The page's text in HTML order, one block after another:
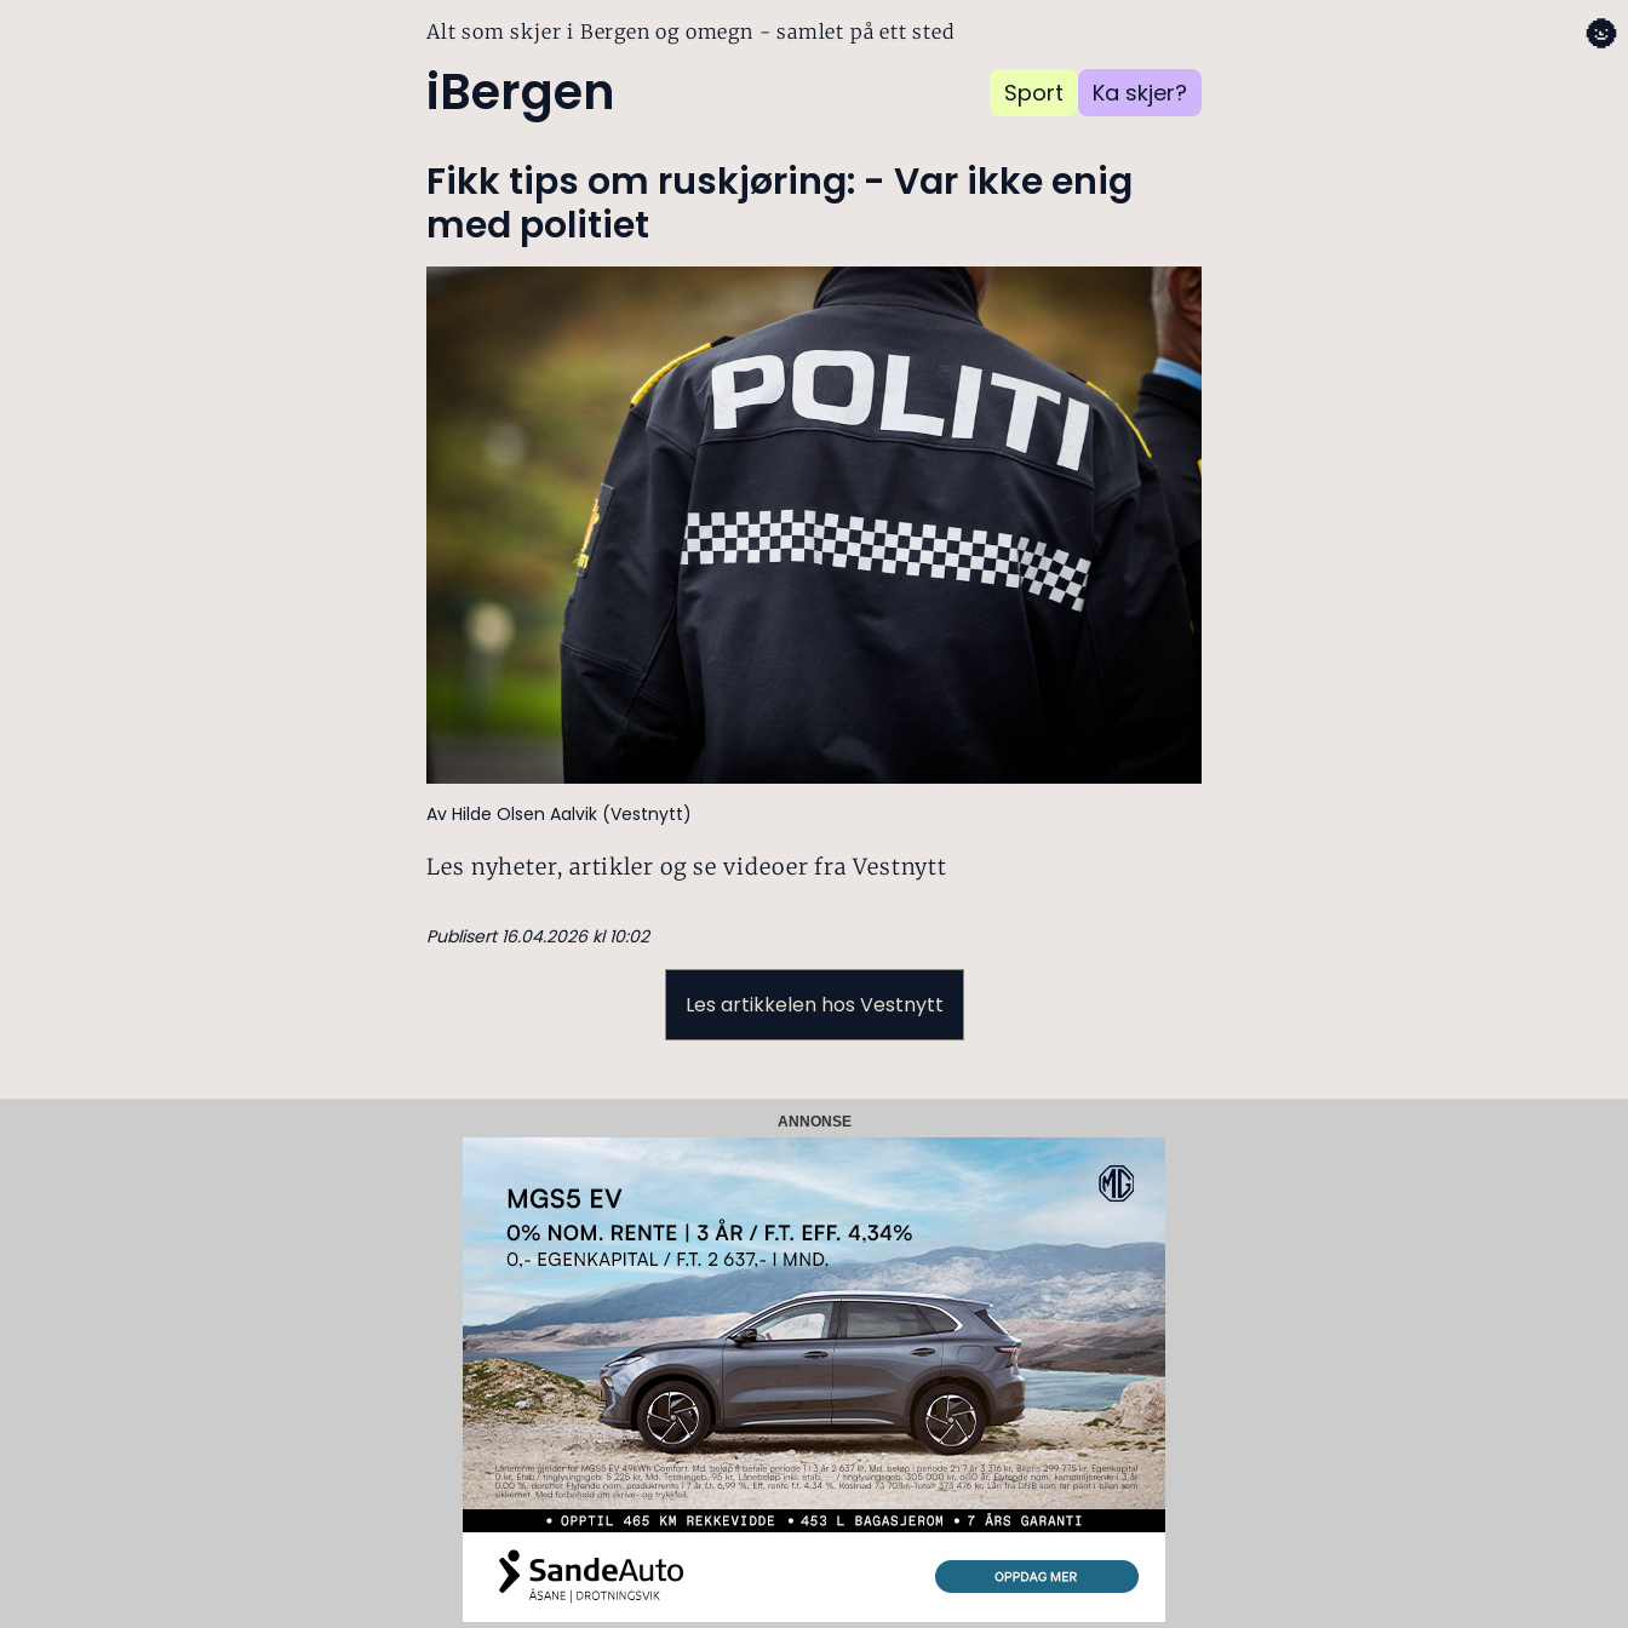
Alt som skjer i Bergen og omegn - samlet på ett sted
iBergen Sport Ka skjer?
🌚
Fikk tips om ruskjøring: - Var ikke enig
med politiet
Av Hilde Olsen Aalvik (Vestnytt)
Les nyheter, artikler og se videoer fra Vestnytt
Publisert 16.04.2026 kl 10:02
Les artikkelen hos Vestnytt
ANNONSE